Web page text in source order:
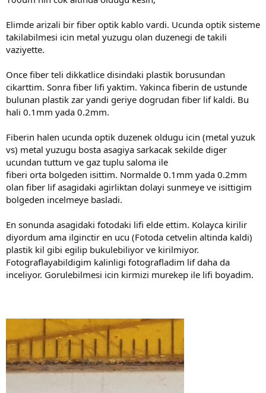
Elimde arizali bir fiber optik kablo vardi. Ucunda optik sisteme
takilabilmesi icin metal yuzugu olan duzenegi de takili
vaziyette.
Once fiber teli dikkatlice disindaki plastik borusundan
cikarttim. Sonra fiber lifi yaktim. Yakinca fiberin de ustunde
bulunan plastik zar yandi geriye dogrudan fiber lif kaldi. Bu
hali 0.1mm yada 0.2mm.
Fiberin halen ucunda optik duzenek oldugu icin (metal yuzuk
vs) metal yuzugu bosta asagiya sarkacak sekilde diger
ucundan tuttum ve gaz tuplu saloma ile
fiberi orta bolgeden isittim. Normalde 0.1mm yada 0.2mm
olan fiber lif asagidaki agirliktan dolayi sunmeye ve isittigim
bolgeden incelmeye basladi.
En sonunda asagidaki fotodaki lifi elde ettim. Kolayca kirilir
diyordum ama ilginctir en ucu (Fotoda cetvelin altinda kaldi)
plastik kil gibi egilip bukulebiliyor ve kirilmiyor.
Fotograflayabildigim kalinligi fotografladim lif daha da
inceliyor. Gorulebilmesi icin kirmizi murekep ile lifi boyadim.